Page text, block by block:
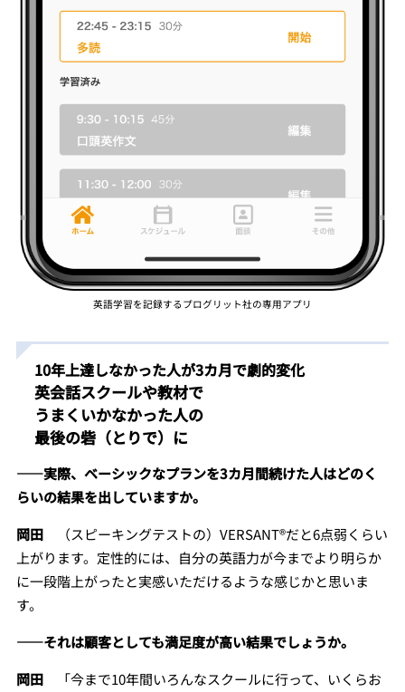
英語学習を記録するプログリット社の専用アプリ
10年上達しなかった人が3カ月で劇的変化
英会話スクールや教材で
うまくいかなかった人の
最後の砦（とりで）に
――実際、ベーシックなプランを3カ月間続けた人はどのく
らいの結果を出していますか。
岡田（スピーキングテストの）VERSANT®だと6点弱くらい
上がります。定性的には、 自分の英語力が今までより明らか
に一段階上がったと実感いただけるような感じかと思いま
す。
――それは顧客としても満足度が高い結果でしょうか。
岡田「今まで10年間いろんなスクールに行って、いくらお